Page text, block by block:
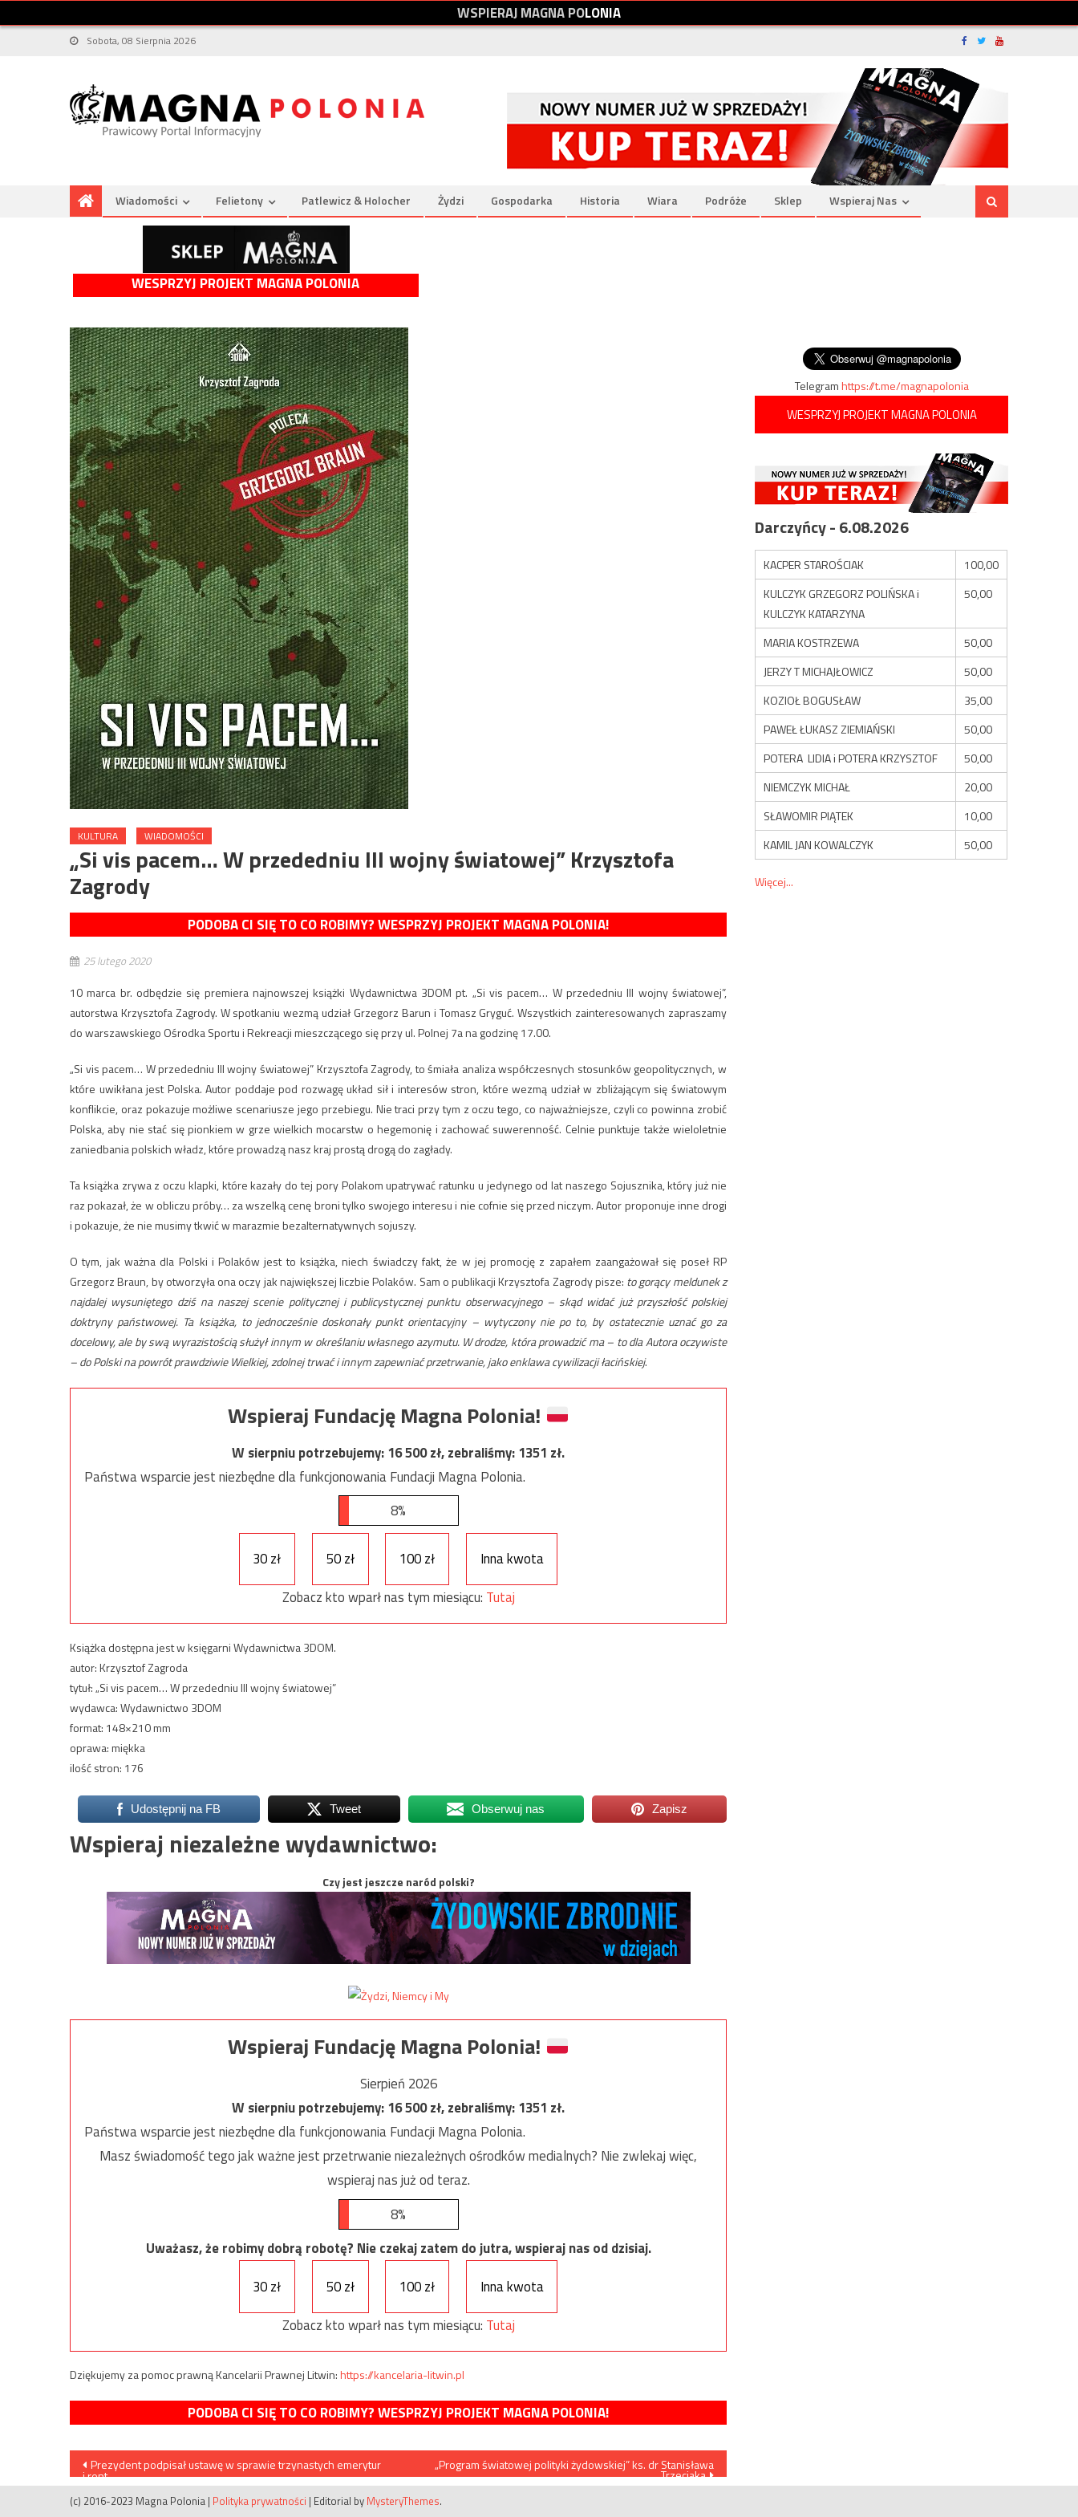
WSPIERAJMAGNAPOLONIA
Sobota, 08 Sierpnia 2026
Wiadomości Felietony Patlewicz & Holocher Żydzi Gospodarka Historia Wiara Podróże Sklep Wspieraj Nas
WESPRZYJ PROJEKT MAGNA POLONIA
KULTURA WIADOMOŚCI
„Si vis pacem… W przededniu III wojny światowej” Krzysztofa
Zagrody
PODOBA CI SIĘ TO CO ROBIMY? WESPRZYJ PROJEKT MAGNA POLONIA!
25 lutego 2020
10 marca br. odbędzie się premiera najnowszej książki Wydawnictwa 3DOM pt. „Si vis pacem… W przededniu III wojny światowej”,
autorstwa Krzysztofa Zagrody. W spotkaniu wezmą udział Grzegorz Barun i Tomasz Gryguć. Wszystkich zainteresowanych zapraszamy
do warszawskiego Ośrodka Sportu i Rekreacji mieszczącego się przy ul. Polnej 7a na godzinę 17.00.
„Si vis pacem… W przededniu III wojny światowej” Krzysztofa Zagrody, to śmiała analiza współczesnych stosunków geopolitycznych, w
które uwikłana jest Polska. Autor poddaje pod rozwagę układ sił i interesów stron, które wezmą udział w zbliżającym się światowym
konflikcie, oraz pokazuje możliwe scenariusze jego przebiegu. Nie traci przy tym z oczu tego, co najważniejsze, czyli co powinna zrobić
Polska, aby nie stać się pionkiem w grze wielkich mocarstw o hegemonię i zachować suwerenność. Celnie punktuje także wieloletnie
zaniedbania polskich władz, które prowadzą nasz kraj prostą drogą do zagłady.
Ta książka zrywa z oczu klapki, które kazały do tej pory Polakom upatrywać ratunku u jedynego od lat naszego Sojusznika, który już nie
raz pokazał, że w obliczu próby… za wszelką cenę broni tylko swojego interesu i nie cofnie się przed niczym. Autor proponuje inne drogi
i pokazuje, że nie musimy tkwić w marazmie bezalternatywnych sojuszy.
O tym, jak ważna dla Polski i Polaków jest to książka, niech świadczy fakt, że w jej promocję z zapałem zaangażował się poseł RP
Grzegorz Braun, by otworzyła ona oczy jak największej liczbie Polaków. Sam o publikacji Krzysztofa Zagrody pisze: to gorący meldunek z
najdalej wysuniętego dziś na naszej scenie politycznej i publicystycznej punktu obserwacyjnego – skąd widać już przyszłość polskiej
doktryny państwowej. Ta książka, to jednocześnie doskonały punkt orientacyjny – wytyczony nie po to, by ostatecznie uznać go za
docelowy, ale by swą wyrazistością służył innym w określaniu własnego azymutu. W drodze, która prowadzić ma – to dla Autora oczywiste
– do Polski na powrót prawdziwie Wielkiej, zdolnej trwać i innym zapewniać przetrwanie, jako enklawa cywilizacji łacińskiej.
Wspieraj Fundację Magna Polonia!
W sierpniu potrzebujemy:16 500zł, zebraliśmy:1351 zł.
Państwa wsparcie jest niezbędne dla funkcjonowania Fundacji Magna Polonia.
8%
30 zł 50 zł 100 zł
Inna kwota
Zobacz kto wparł nas tym miesiącu: Tutaj
Książka dostępna jest w księgarni Wydawnictwa 3DOM.
autor: Krzysztof Zagroda
tytuł: „Si vis pacem… W przededniu III wojny światowej”
wydawca: Wydawnictwo 3DOM
format: 148×210 mm
oprawa: miękka
ilość stron: 176
Udostępnij na FB Tweet Obserwuj nas Zapisz
Wspieraj niezależne wydawnictwo:
Czy jest jeszcze naród polski?
Wspieraj Fundację Magna Polonia!
Sierpień 2026
W sierpniu potrzebujemy:16 500zł, zebraliśmy:1351 zł.
Państwa wsparcie jest niezbędne dla funkcjonowania Fundacji Magna Polonia.
Masz świadomość tego jak ważne jest przetrwanie niezależnych ośrodków medialnych? Nie zwlekaj więc,
wspieraj nas już od teraz.
8%
Uważasz, że robimy dobrą robotę? Nie czekaj zatem do jutra, wspieraj nas od dzisiaj.
30 zł
50 zł 100 zł
Inna kwota
Zobacz kto wparł nas tym miesiącu: Tutaj
Dziękujemy za pomoc prawną Kancelarii Prawnej Litwin:https://kancelaria-litwin.pl
PODOBA CI SIĘ TO CO ROBIMY? WESPRZYJ PROJEKT MAGNA POLONIA!
Nawigacja
wpisu
Prezydent podpisał ustawę w sprawie trzynastych emerytur
i rent
„Program światowej polityki żydowskiej” ks. dr Stanisława
Trzeciaka
Telegramhttps://t.me/magnapolonia
WESPRZYJ PROJEKT MAGNA POLONIA
Darczyńcy - 6.08.2026
KACPER STAROŚCIAK
100,00
KULCZYK GRZEGORZ POLIŃSKA i
KULCZYK KATARZYNA
50,00
MARIA KOSTRZEWA
50,00
JERZY T MICHAJŁOWICZ
50,00
KOZIOŁ BOGUSŁAW
35,00
PAWEŁ ŁUKASZ ZIEMIAŃSKI
50,00
POTERA LIDIA i POTERA KRZYSZTOF
50,00
NIEMCZYK MICHAŁ
20,00
SŁAWOMIR PIĄTEK
10,00
KAMIL JAN KOWALCZYK
50,00
Więcej...
(c) 2016-2023 Magna Polonia | Polityka prywatności | Editorial by MysteryThemes.